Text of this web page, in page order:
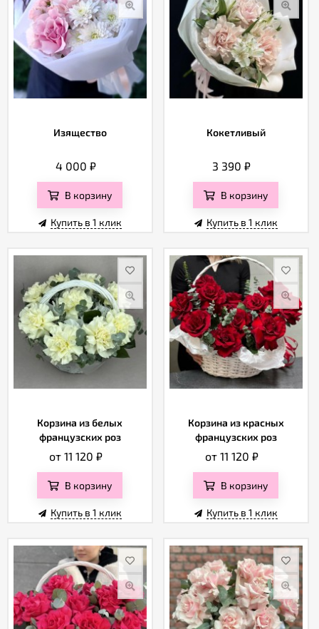
Изящество
4 000 ₽
В корзину
Купить в 1 клик
Кокетливый
3 390₽
В корзину
Купить в 1 клик
Корзина из белых
французских роз
от 11 120 ₽
В корзину
Купить в 1 клик
Корзина из красных
французских роз
от 11 120 ₽
В корзину
Купить в 1 клик